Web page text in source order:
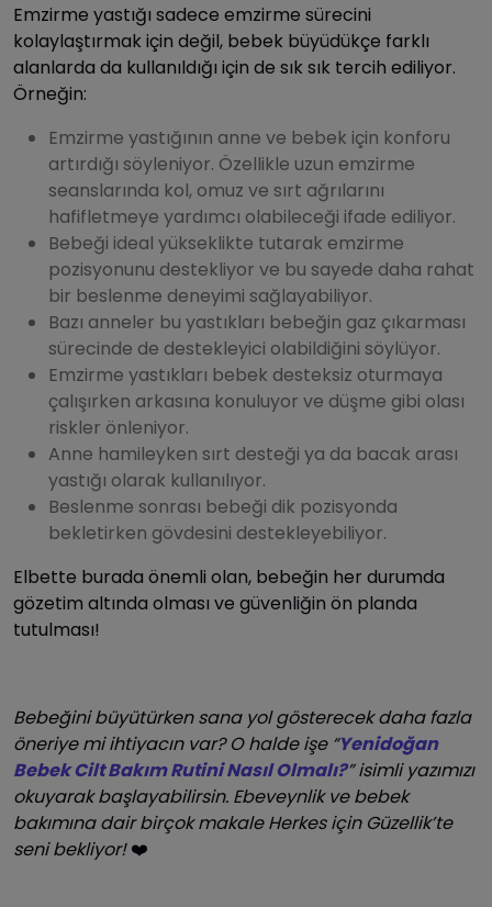
Emzirme yastığı sadece emzirme sürecini
kolaylaştırmak için değil, bebek büyüdükçe farklı
alanlarda da kullanıldığı için de sık sık tercih ediliyor.
Örneğin:
Emzirme yastığının anne ve bebek için konforu
artırdığı söyleniyor. Özellikle uzun emzirme
seanslarında kol, omuz ve sırt ağrılarını
hafifletmeye yardımcı olabileceği ifade ediliyor.
Bebeği ideal yükseklikte tutarak emzirme
pozisyonunu destekliyor ve bu sayede daha rahat
bir beslenme deneyimi sağlayabiliyor.
Bazı anneler bu yastıkları bebeğin gaz çıkarması
sürecinde de destekleyici olabildiğini söylüyor.
Emzirme yastıkları bebek desteksiz oturmaya
çalışırken arkasına konuluyor ve düşme gibi olası
riskler önleniyor.
Anne hamileyken sırt desteği ya da bacak arası
yastığı olarak kullanılıyor.
Beslenme sonrası bebeği dik pozisyonda
bekletirken gövdesini destekleyebiliyor.
Elbette burada önemli olan, bebeğin her durumda
gözetim altında olması ve güvenliğin ön planda
tutulması!
Bebeğini büyütürken sana yol gösterecek daha fazla
öneriye mi ihtiyacın var? O halde işe “Yenidoğan
Bebek Cilt Bakım Rutini Nasıl Olmalı?” isimli yazımızı
okuyarak başlayabilirsin. Ebeveynlik ve bebek
bakımına dair birçok makale Herkes için Güzellik’te
seni bekliyor!❤️